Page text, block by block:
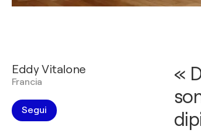
Eddy Vitalone
Francia
Segui
«